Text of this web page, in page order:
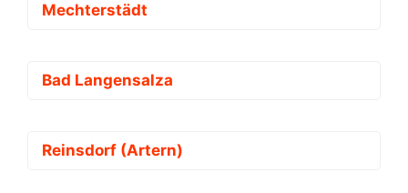
Mechterstädt
Bad Langensalza
Reinsdorf (Artern)